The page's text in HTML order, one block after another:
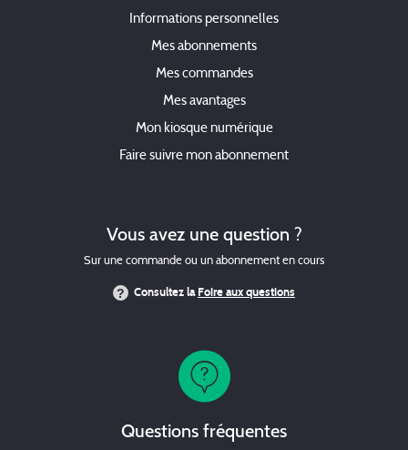
Informations personnelles
Mes abonnements
Mes commandes
Mes avantages
Mon kiosque numérique
Faire suivre mon abonnement
Vous avez une question ?
Sur une commande ou un abonnement en cours
Consultez laFoire aux questions
Questions fréquentes